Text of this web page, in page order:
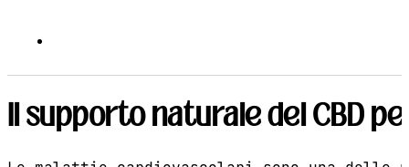
Il supporto naturale del CBD